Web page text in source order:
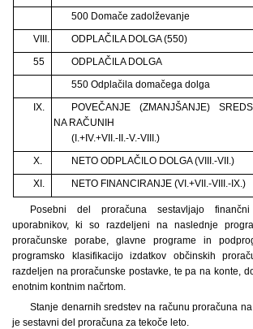
500 Domače zadolževanje
VIII.
ODPLAČILA DOLGA (550)
55
ODPLAČILA DOLGA
550 Odplačila domačega dolga
IX.
POVEČANJE (ZMANJŠANJE)
NA RAČUNIH
(I.+IV.+VII.-II.-V.-VIII.)
X.
NETO ODPLAČILO DOLGA (VIII.-VII.)
XI.
NETO FINANCIRANJE (VI.+VII.-VIII.-IX.)
Posebni del proračuna sestavljajo
uporabnikov, ki so razdeljeni na naslednje
proračunske porabe, glavne programe in
programsko klasifikacijo izdatkov občinskih
razdeljen na proračunske postavke, te pa na konte,
enotnim kontnim načrtom.
Stanje denarnih sredstev na računu proračuna
je sestavni del proračuna za tekoče leto.